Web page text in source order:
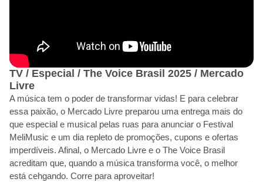
TV / Especial / The Voice Brasil 2025 / Mercado
Livre
A música tem o poder de transformar vidas! E para celebrar
essa paixão, o Mercado Livre preparou uma entrega mais do
que especial e musical pelas ruas para anunciar o Festival
MeliMusic e um dia repleto de promoções, cupons e ofertas
imperdíveis. Afinal, o Mercado Livre e o The Voice Brasil
acreditam que, quando a música transforma você, o melhor
está cehgando. Corre para aproveitar!